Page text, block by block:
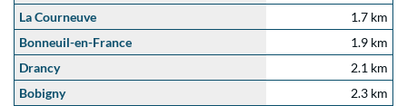
La Courneuve
1.7 km
Bonneuil-en-France
1.9 km
Drancy
2.1 km
Bobigny
2.3 km